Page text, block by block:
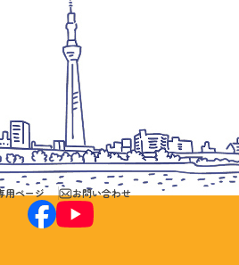
用ページ お問い合わせ